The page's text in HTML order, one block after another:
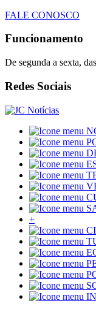
FALE CONOSCO
Funcionamento
De segunda a sexta,
Redes Sociais
+